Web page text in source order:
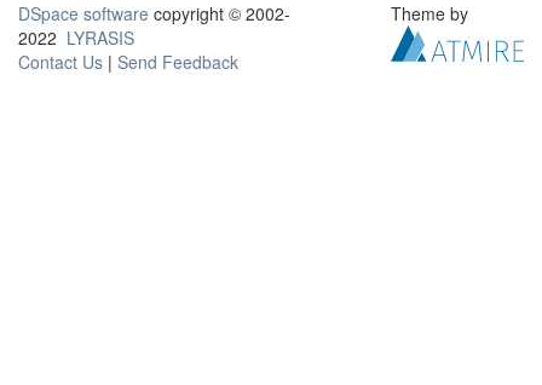
DSpace software copyright © 2002-
2022 LYRASIS
Contact Us | Send Feedback
Theme by